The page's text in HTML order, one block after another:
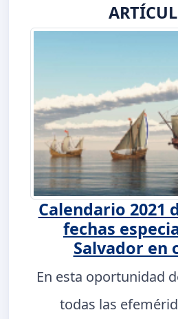
Calendario 2021
fechas
Salvador en
En esta oportunidad
todas las